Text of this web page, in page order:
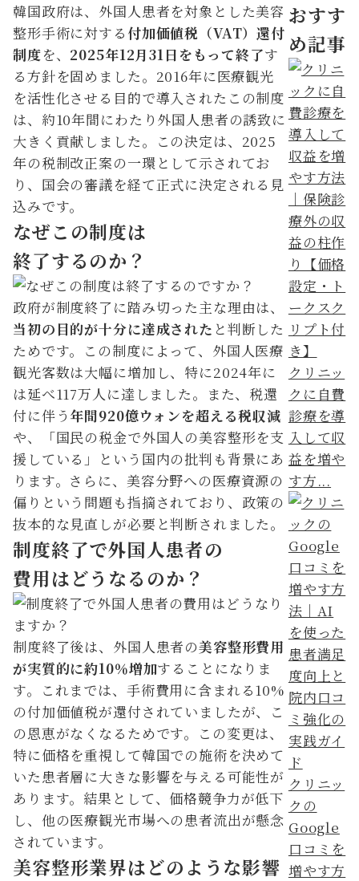
韓国政府は、外国人患者を対象とした美容
整形手術に対する 付加価値税（VAT）還付
制度を、 2025年12月31日をもって終了す
る方針を固めました。2016年に医療観光
を活性化させる目的で導入されたこの制度
は、約10年間にわたり外国人患者の誘致に
大きく貢献しました。この決定は、2025
年の税制改正案の一環として示されてお
り、国会の審議を経て正式に決定される見
込みです。
なぜこの制度は
終了するのか？
政府が制度終了に踏み切った主な理由は、
当初の目的が十分に達成された と判断した
ためです。この制度によって、外国人医療
観光客数は大幅に増加し、特に2024年に
は延べ117万人に達しました。また、税還
付に伴う 年間920億ウォンを超える税収減
や、「国民の税金で外国人の美容整形を支
援している」という国内の批判も背景にあ
ります。さらに、美容分野への医療資源の
偏りという問題も指摘されており、政策の
抜本的な見直しが必要と判断されました。
制度終了で外国人患者の
費用はどうなるのか？
制度終了後は、外国人患者の美容整形費用
が実質的に約10％増加することになりま
す。これまでは、手術費用に含まれる10%
の付加価値税が還付されていましたが、こ
の恩恵がなくなるためです。この変更は、
特に価格を重視して韓国での施術を決めて
いた患者層に大きな影響を与える可能性が
あります。結果として、価格競争力が低下
し、他の医療観光市場への患者流出が懸念
されています。
美容整形業界はどのような影響
おすす
め記事
クリニッ
クに自費
診療を導
入して収
益を増や
す方...
クリニッ
クの
Google
口コミを
増やす方